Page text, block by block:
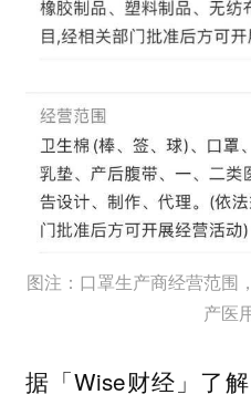
图注：口罩生产商经营范围
产医
据「Wise财经」了